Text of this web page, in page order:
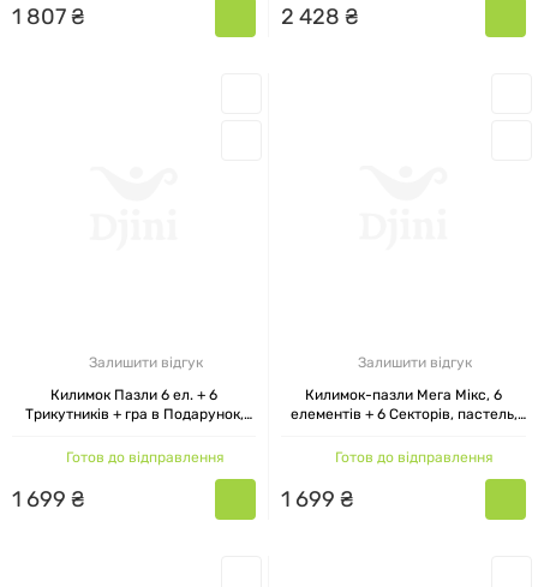
1 807₴ 2 428 ₴
Залишити відгук
Килимок Пазли 6 ел. + 6
Трикутників + гра в Подарунок,
Готов до відправлення
1 699 ₴
Залишити відгук
Килимок-пазли Мега Мікс, 6
елементів + 6 Секторів, пастель,
Готов до відправлення
1 699 ₴